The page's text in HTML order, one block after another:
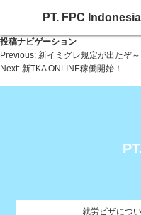
PT. FPC Indonesia
投稿ナビゲーション
Previous: 新イミグレ規定が出たぞ～
Next: 新TKA ONLINE稼働開始！
就労ビザにつ